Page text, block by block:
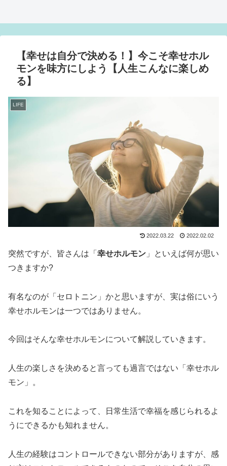
【幸せは自分で決める！】今こそ幸せホル
モンを味方にしよう【人生こんなに楽しめ
る】
LIFE
2022.03.22 2022.02.02
突然ですが、皆さんは「 幸せホルモン 」といえば何が思い
つきますか?
有名なのが「セロトニン」かと思いますが、実は俗にいう
幸せホルモンは一つではありません。
今回はそんな幸せホルモンについて解説していきます。
人生の楽しさを決めると言っても過言ではない「幸せホル
モン」。
これを知ることによって、日常生活で幸福を感じられるよ
うにできるかも知れません。
人生の経験はコントロールできない部分がありますが、感